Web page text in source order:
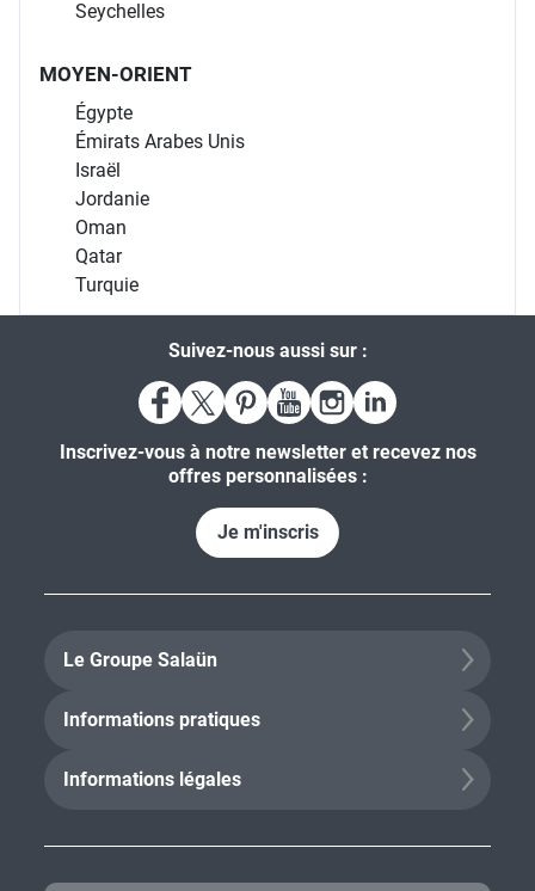
Seychelles
MOYEN-ORIENT
Égypte
Émirats Arabes Unis
Israël
Jordanie
Oman
Qatar
Turquie
Suivez-nous aussi sur :
Inscrivez-vous à notre newsletter et recevez nos
offres personnalisées :
Je m'inscris
Le Groupe Salaün
Informations pratiques
Informations légales